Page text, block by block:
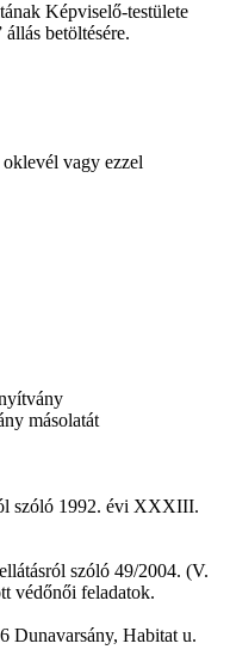
Képviselő-testülete
betöltésére.
vagy ezzel
másolatát
szóló 1992. évi XXXIII.
szóló 49/2004. (V.
védőnői feladatok.
Dunavarsány, Habitat u.